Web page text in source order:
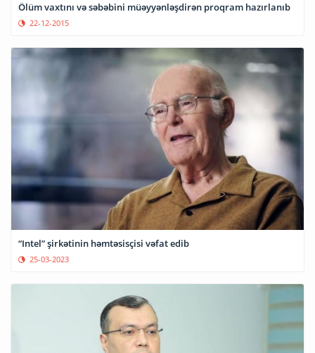
Ölüm vaxtını və səbəbini müəyyənləşdirən proqram hazırlanıb
22-12-2015
“Intel” şirkətinin həmtəsisçisi vəfat edib
25-03-2023